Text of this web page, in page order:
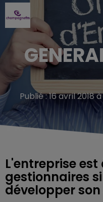
Publié : 16 avril 2018
L'entreprise
gestionnaires
développer